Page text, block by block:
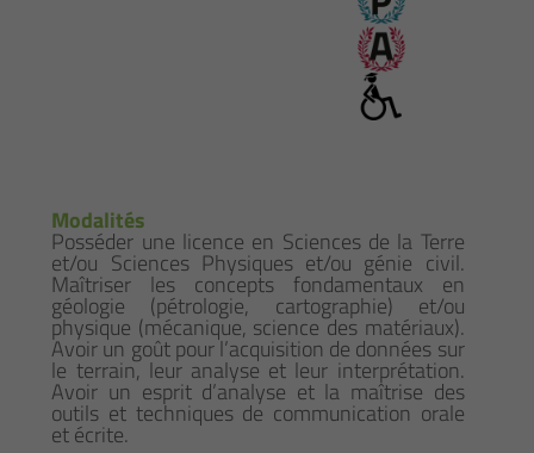
Modalités
Posséder une licence en Sciences de la Terre
et/ou Sciences Physiques et/ou génie civil.
Maîtriser les concepts fondamentaux en
géologie (pétrologie, cartographie) et/ou
physique (mécanique, science des matériaux).
Avoir un goût pour l’acquisition de données sur
le terrain, leur analyse et leur interprétation.
Avoir un esprit d’analyse et la maîtrise des
outils et techniques de communication orale
et écrite.